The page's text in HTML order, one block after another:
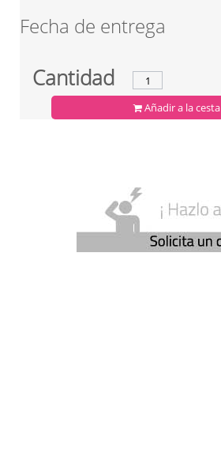
Fecha de entrega
Cantidad
Añadir a la cesta